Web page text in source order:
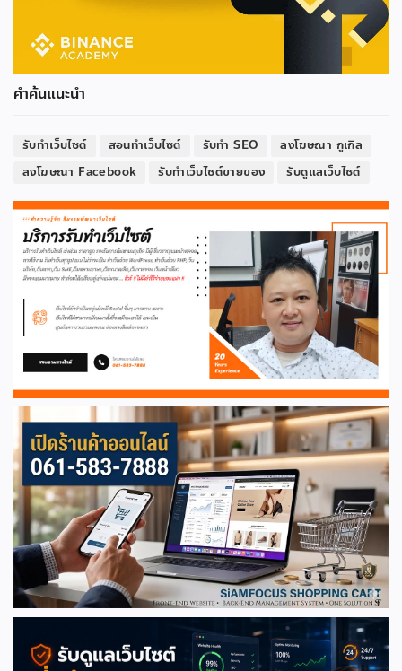
คำค้นแนะนำ
รับทำเว็บไซต์ สอนทำเว็บไซต์ รับทำ SEO
ลงโฆษณา กูเกิล
ลงโฆษณา Facebook
รับทำเว็บไซต์ขายของ รับดูแลเว็บไซต์